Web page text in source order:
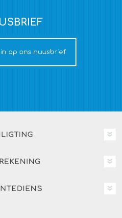
in op ons nuusbrief